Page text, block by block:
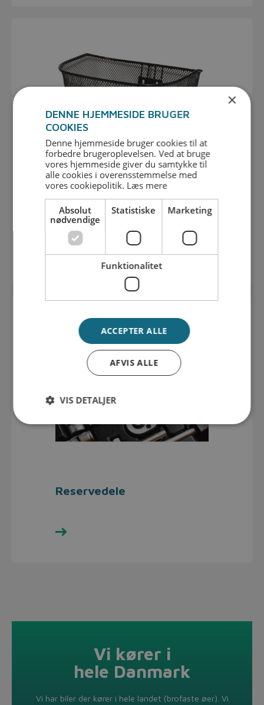
Tilbehør
Se udvalget her
Reservedele
Se udvalget her
Vi kører i
hele Danmark
Vi har biler der kører i hele landet (brofaste øer). Vi
×
DENNE HJEMMESIDE BRUGER
COOKIES
Denne hjemmeside bruger cookies til at
forbedre brugeroplevelsen. Ved at bruge
vores hjemmeside giver du samtykke til
alle cookies i overensstemmelse med
vores cookiepolitik. Læs mere
Absolut
nødvendige
Statistiske Marketing
Funktionalitet
ACCEPTER ALLE
AFVIS ALLE
VIS DETALJER